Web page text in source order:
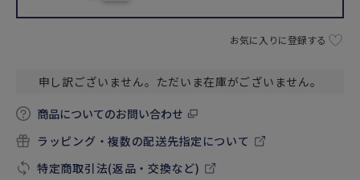
お気に入りに登録する
申し訳ございません。ただいま在庫がございません。
商品についてのお問い合わせ
ラッピング・複数の配送先指定について
特定商取引法(返品・交換など)